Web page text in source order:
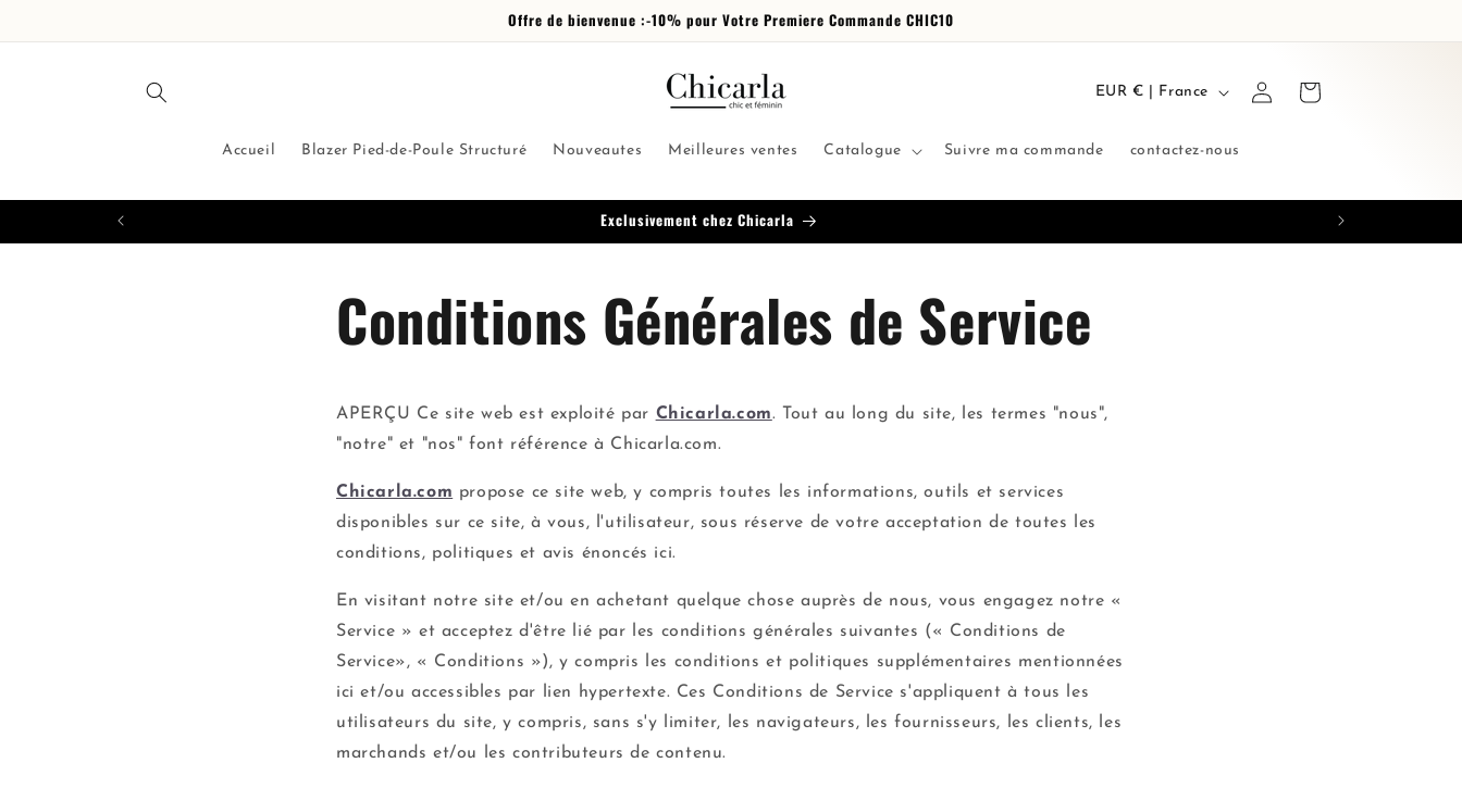
au
Offre de bienvenue :-10% pour Votre Premiere Commande CHIC10
Accueil Blazer Pied-de-Poule Structuré Nouveautes Meilleures ventes Catalogue Suivre ma commande contactez-nous
P
y
r
g
i
n
EUR € | France ConnexionPanier
Exclusivement chez Chicarla
Conditions Générales de Service
APERÇU Ce site web est exploité par Chicarla.com. Tout au long du site, les termes "nous",
"notre" et "nos" font référence à Chicarla.com.
Chicarla.com propose ce site web, y compris toutes les informations, outils et services
disponibles sur ce site, à vous, l'utilisateur, sous réserve de votre acceptation de toutes les
conditions, politiques et avis énoncés ici.
En visitant notre site et/ou en achetant quelque chose auprès de nous, vous engagez notre «
Service » et acceptez d'être lié par les conditions générales suivantes (« Conditions de
Service», « Conditions »), y compris les conditions et politiques supplémentaires mentionnées
ici et/ou accessibles par lien hypertexte. Ces Conditions de Service s'appliquent à tous les
utilisateurs du site, y compris, sans s'y limiter, les navigateurs, les fournisseurs, les clients, les
marchands et/ou les contributeurs de contenu.